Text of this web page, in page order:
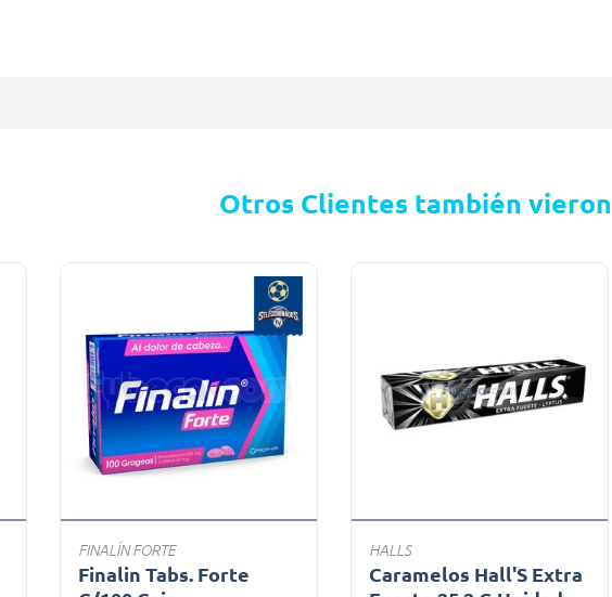
Otros Clientes también vieron
FINALÍN FORTE
Finalin Tabs. Forte
HALLS
Caramelos Hall'S Extra